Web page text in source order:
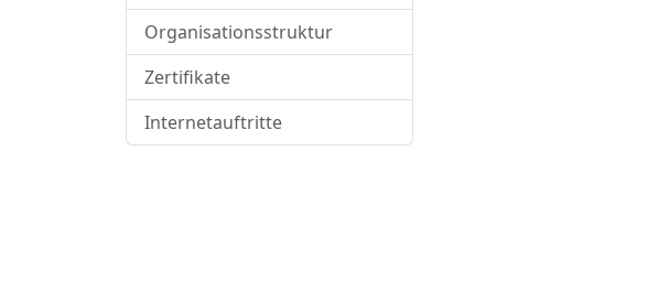
Organisationsstruktur
Zertifikate
Internetauftritte